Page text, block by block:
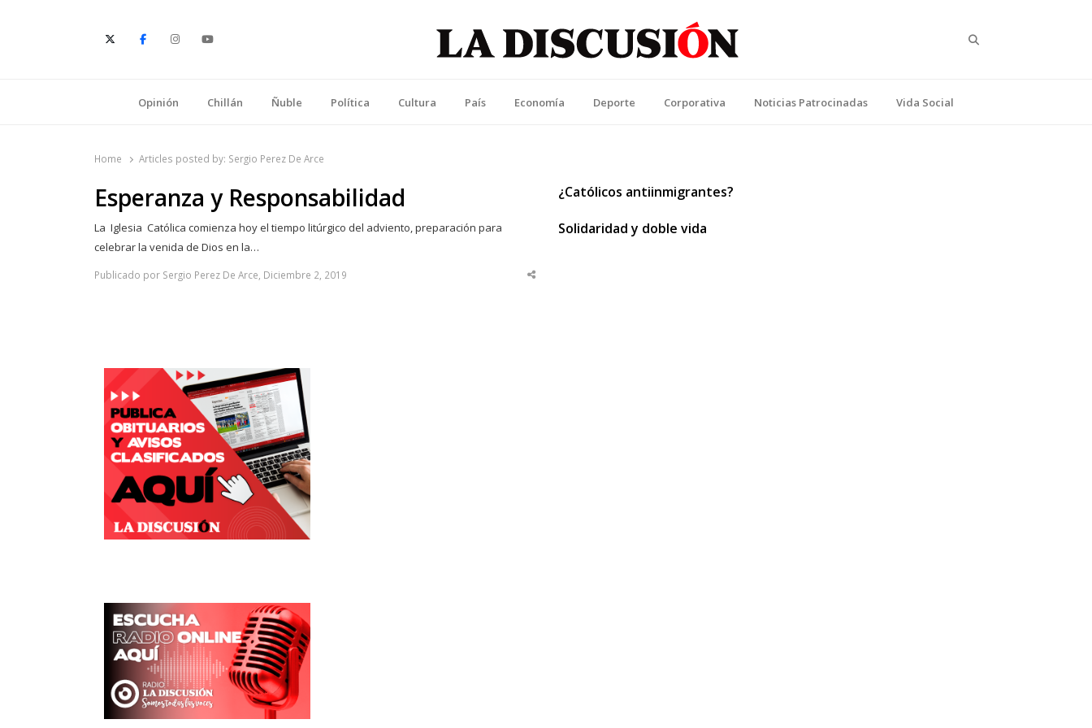
Opinión Chillán Ñuble Política Cultura País Economía Deporte Corporativa Noticias Patrocinadas Vida Social
Home Articles posted by: Sergio Perez De Arce
Esperanza y Responsabilidad
La Iglesia Católica comienza hoy el tiempo litúrgico del adviento, preparación para
celebrar la venida de Dios en la…
Publicado por Sergio Perez De Arce, Diciembre 2, 2019
Share
¿Católicos antiinmigrantes?
Solidaridad y doble vida